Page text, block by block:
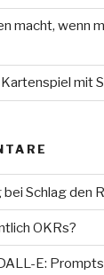
macht, wenn
Kartenspiel mit
Schlag den
OKRs?
E: